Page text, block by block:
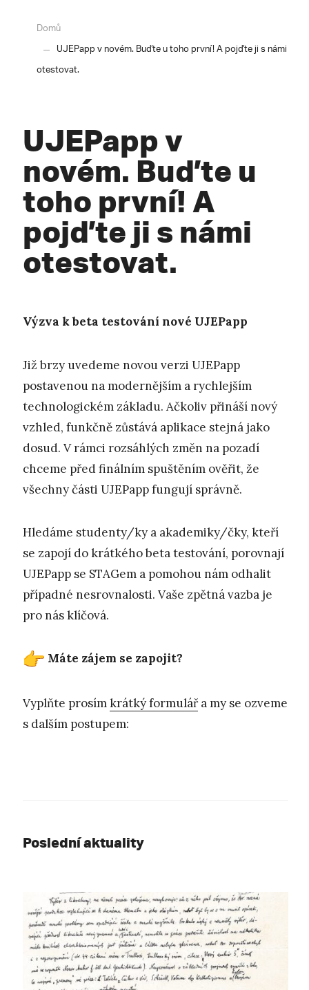
Domů
UJEPapp v novém. Buďte u toho první! A pojďte ji s námi
otestovat.
UJEPapp v
novém. Buďte u
toho první! A
pojďte ji s námi
otestovat.
Výzva k beta testování nové UJEPapp
Již brzy uvedeme novou verzi UJEPapp
postavenou na modernějším a rychlejším
technologickém základu. Ačkoliv přináší nový
vzhled, funkčně zůstává aplikace stejná jako
dosud. V rámci rozsáhlých změn na pozadí
chceme před finálním spuštěním ověřit, že
všechny části UJEPapp fungují správně.
Hledáme studenty/ky a akademiky/čky, kteří
se zapojí do krátkého beta testování, porovnají
UJEPapp se STAGem a pomohou nám odhalit
případné nesrovnalosti. Vaše zpětná vazba je
pro nás klíčová.
Máte zájem se zapojit?
Vyplňte prosímkrátký formulářa my se ozveme
s dalším postupem:
Poslední aktuality